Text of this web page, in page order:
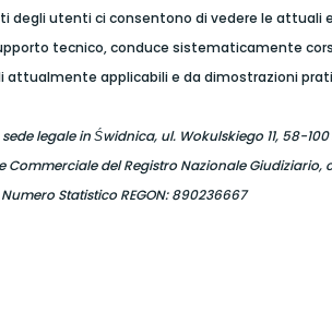
utenti ci consentono di vedere le attuali
tecnico, conduce sistematicamente
applicabili e da dimostrazioni
legale in Świdnica, ul. Wokulskiego 11, 58-
del Registro Nazionale Giudiziario,
Statistico REGON: 890236667